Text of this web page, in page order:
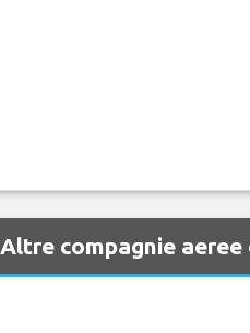
Altre compagnie